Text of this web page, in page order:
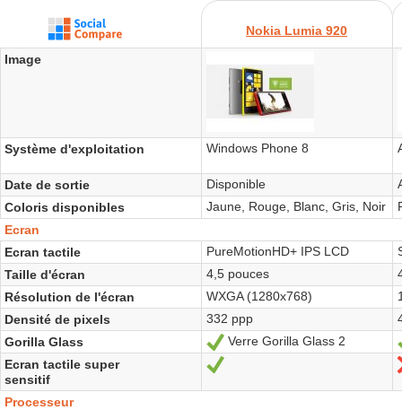
Nokia Lumia 920
Image
Système d'exploitation Windows Phone 8
Date de sortie Disponible
Coloris disponibles
Jaune, Rouge, Blanc, Gris, Noir
Ecran
Ecran tactile
PureMotionHD+ IPS LCD
Taille d'écran
4,5 pouces
Résolution de l'écran
WXGA (1280x768)
Densité de pixels
332 ppp
Gorilla Glass
Oui
Verre Gorilla Glass 2
Ecran tactile super
sensitif
Processeur